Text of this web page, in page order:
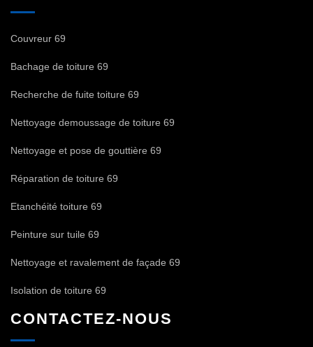
Couvreur 69
Bachage de toiture 69
Recherche de fuite toiture 69
Nettoyage demoussage de toiture 69
Nettoyage et pose de gouttière 69
Réparation de toiture 69
Etanchéité toiture 69
Peinture sur tuile 69
Nettoyage et ravalement de façade 69
Isolation de toiture 69
CONTACTEZ-NOUS